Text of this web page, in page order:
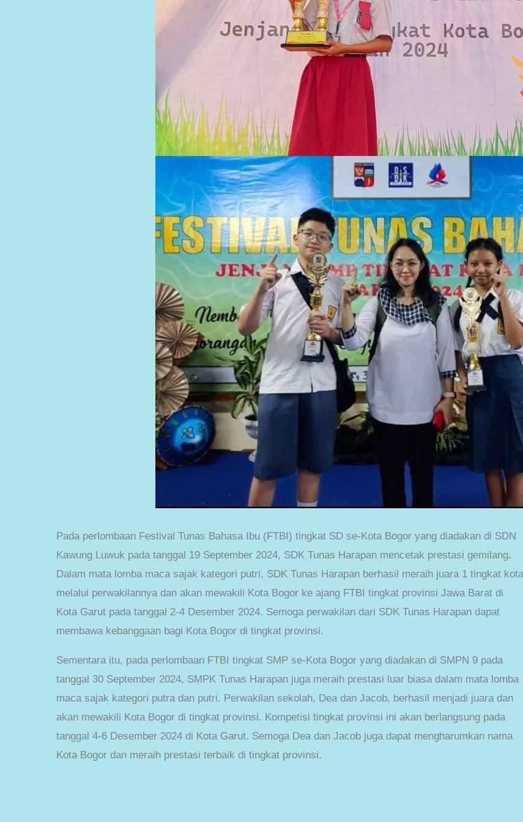
Pada perlombaan Festival Tunas Bahasa Ibu (FTBI) tingkat SD se-Kota Bogor yang diadakan di SDN
Kawung Luwuk pada tanggal 19 September 2024, SDK Tunas Harapan mencetak prestasi gemilang.
Dalam mata lomba maca sajak kategori putri, SDK Tunas Harapan berhasil meraih juara 1 tingkat kota
melalui perwakilannya dan akan mewakili Kota Bogor ke ajang FTBI tingkat provinsi Jawa Barat di
Kota Garut pada tanggal 2-4 Desember 2024. Semoga perwakilan dari SDK Tunas Harapan dapat
membawa kebanggaan bagi Kota Bogor di tingkat provinsi.
Sementara itu, pada perlombaan FTBI tingkat SMP se-Kota Bogor yang diadakan di SMPN 9 pada
tanggal 30 September 2024, SMPK Tunas Harapan juga meraih prestasi luar biasa dalam mata lomba
maca sajak kategori putra dan putri. Perwakilan sekolah, Dea dan Jacob, berhasil menjadi juara dan
akan mewakili Kota Bogor di tingkat provinsi. Kompetisi tingkat provinsi ini akan berlangsung pada
tanggal 4-6 Desember 2024 di Kota Garut. Semoga Dea dan Jacob juga dapat mengharumkan nama
Kota Bogor dan meraih prestasi terbaik di tingkat provinsi.